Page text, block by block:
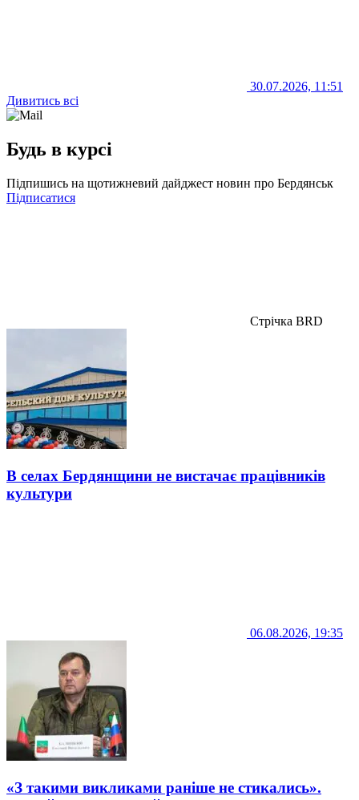
30.07.2026, 11:51
Дивитись всі
Будь в курсі
Підпишись на щотижневий дайджест новин про Бердянськ
Підписатися
Стрічка BRD
В селах Бердянщини не вистачає працівників
культури
06.08.2026, 19:35
«З такими викликами раніше не стикались».